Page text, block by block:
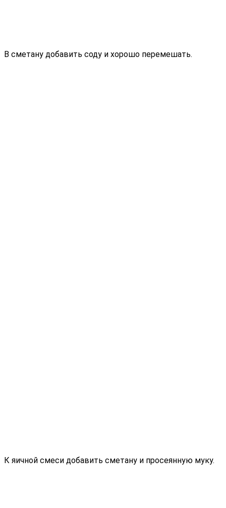
В сметану добавить соду и хорошо перемешать.
К яичной смеси добавить сметану и просеянную муку.